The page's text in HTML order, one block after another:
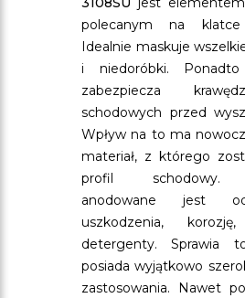
polecanym na klatce
Idealnie maskuje
i niedoróbki. Ponadto
zabezpiecza
schodowych przed
Wpływ na to ma
materiał, z którego
profil schodowy.
anodowane jest
uszkodzenia,
detergenty. Sprawia
posiada wyjątkowo
zastosowania. Nawet